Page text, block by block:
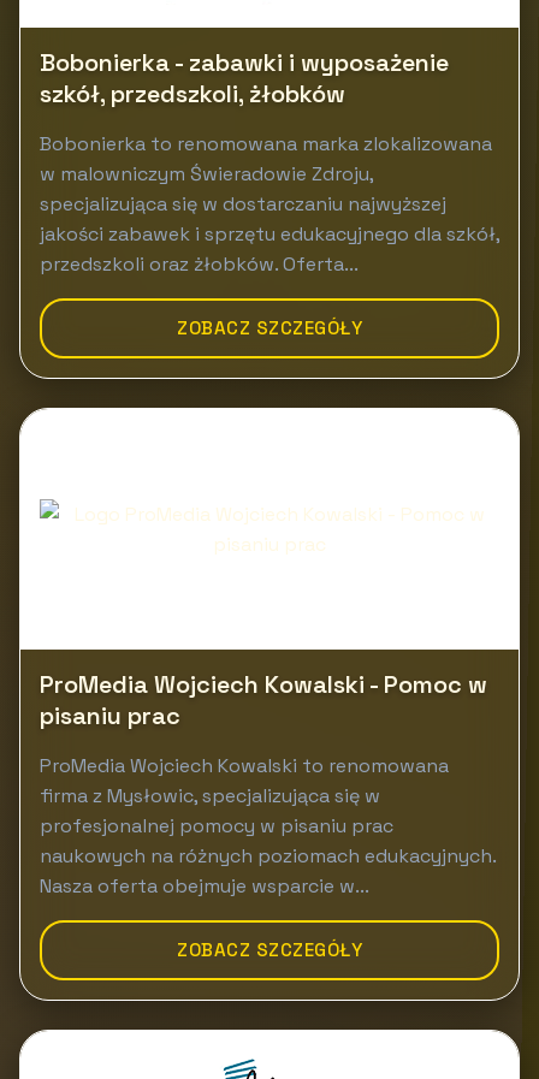
Bobonierka - zabawki i wyposażenie
szkół, przedszkoli, żłobków
Bobonierka to renomowana marka zlokalizowana
w malowniczym Świeradowie Zdroju,
specjalizująca się w dostarczaniu najwyższej
jakości zabawek i sprzętu edukacyjnego dla szkół,
przedszkoli oraz żłobków. Oferta...
ZOBACZ SZCZEGÓŁY
ProMedia Wojciech Kowalski - Pomoc w
pisaniu prac
ProMedia Wojciech Kowalski to renomowana
firma z Mysłowic, specjalizująca się w
profesjonalnej pomocy w pisaniu prac
naukowych na różnych poziomach edukacyjnych.
Nasza oferta obejmuje wsparcie w...
ZOBACZ SZCZEGÓŁY